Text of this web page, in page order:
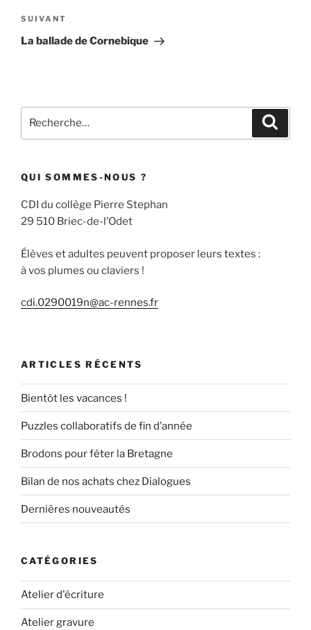
Article
suivant
SUIVANT
La ballade de Cornebique
pour
QUI SOMMES-NOUS ?
CDI du collège Pierre Stephan
29 510 Briec-de-l’Odet
Élèves et adultes peuvent proposer leurs textes :
à vos plumes ou claviers !
cdi.0290019n@ac-rennes.fr
ARTICLES RÉCENTS
Bientôt les vacances !
Puzzles collaboratifs de fin d’année
Brodons pour fêter la Bretagne
Bilan de nos achats chez Dialogues
Dernières nouveautés
CATÉGORIES
Atelier d'écriture
Atelier gravure